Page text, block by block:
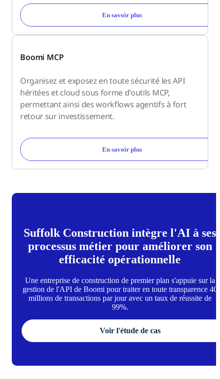
En savoir plus
Boomi MCP
Organisez et exposez en toute sécurité les API
héritées et cloud sous forme d'outils MCP,
permettant ainsi des workflows agentifs à fort
retour sur investissement.
En savoir plus
Suffolk Construction intègre l'AI à ses
processus métier pour améliorer son
efficacité opérationnelle
Une entreprise de construction de premier plan s'appuie sur la
gestion de l'API de Boomi pour traiter en toute transparence 40
millions de transactions par jour avec un taux de réussite de
99%.
Voir l'étude de cas